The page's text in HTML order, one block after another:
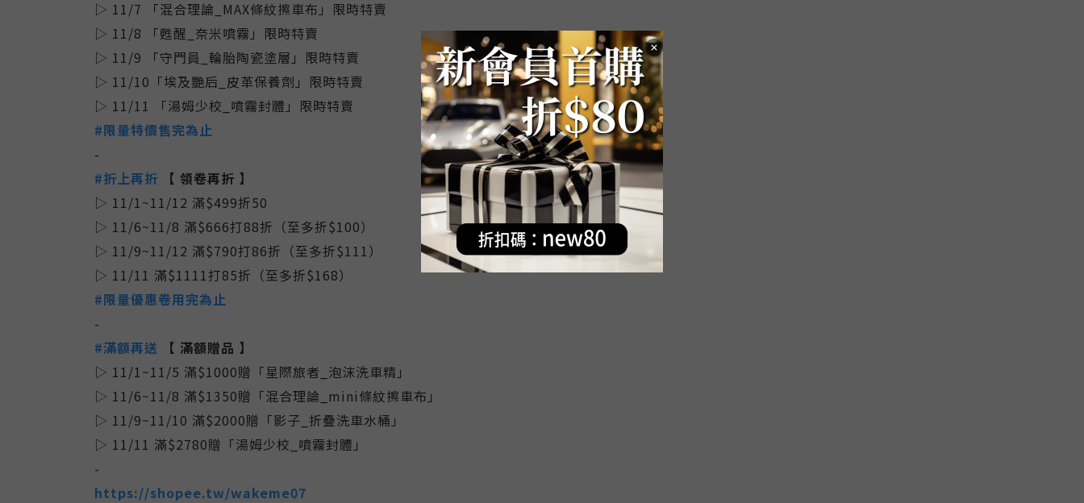
▷ 11/7 「混合理論_MAX條紋擦車布」限時特賣
▷ 11/8 「甦醒_奈米噴霧」限時特賣
▷ 11/9 「守門員_輪胎陶瓷塗層」限時特賣
▷ 11/10「埃及艷后_皮革保養劑」限時特賣
▷ 11/11 「湯姆少校_噴霧封體」限時特賣
#限量特價售完為止
-
#折上再折 【 領卷再折 】
▷ 11/1~11/12 滿$499折50
▷ 11/6~11/8 滿$666打88折（至多折$100）
▷ 11/9~11/12 滿$790打86折（至多折$111）
▷ 11/11 滿$1111打85折（至多折$168）
#限量優惠卷用完為止
-
#滿額再送 【 滿額贈品 】
▷ 11/1~11/5 滿$1000贈「星際旅者_泡沫洗車精」
▷ 11/6~11/8 滿$1350贈「混合理論_mini條紋擦車布」
▷ 11/9~11/10 滿$2000贈「影子_折疊洗車水桶」
▷ 11/11 滿$2780贈「湯姆少校_噴霧封體」
-
https://shopee.tw/wakeme07